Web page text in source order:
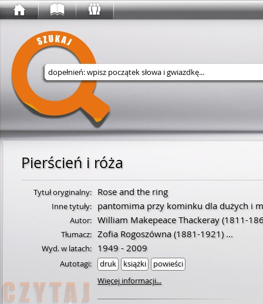
Wyszukaj w serwisie
Pierścień i róża
Tytuł oryginalny: Rose and the ring
Inne tytuły: pantomima przy kominku dla dużych i
Autor: William Makepeace Thackeray (1811-
Tłumacz: Zofia Rogoszówna(1881-1921)...
Wyd. w latach: 1949 - 2009
Autotagi: druk książki
powieści
Więcej informacji...